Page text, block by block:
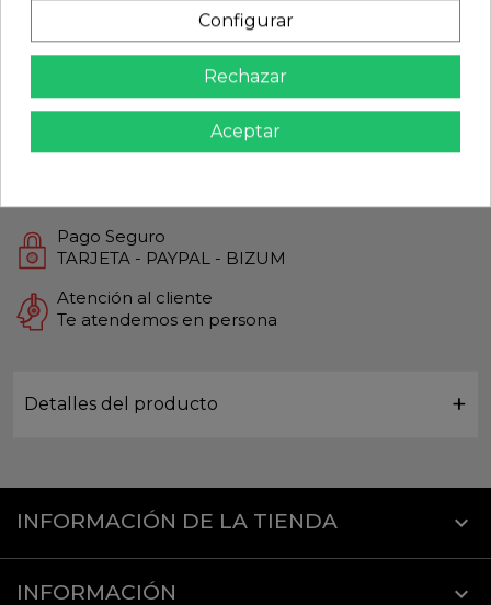
share Compartir
Calidad Garantizada
Productos de Máxima calidad
Pago Seguro
TARJETA - PAYPAL - BIZUM
Atención al cliente
Te atendemos en persona
Detalles del producto
INFORMACIÓN DE LA TIENDA keyboard_arrow_down
INFORMACIÓN 
Configurar
Rechazar
Aceptar